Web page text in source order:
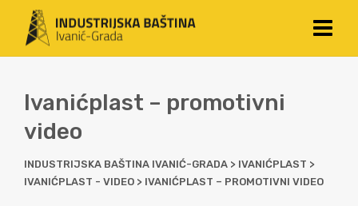
Ivanićplast – promotivni
video
INDUSTRIJSKA BAŠTINA IVANIĆ-GRADA > IVANIĆPLAST >
IVANIĆPLAST - VIDEO > IVANIĆPLAST – PROMOTIVNI VIDEO